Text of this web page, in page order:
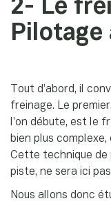
2- Le
Tout d’abord, il
freinage. Le
l’on débute, est le
bien plus
Cette technique de
piste, ne sera ici
Nous allons donc